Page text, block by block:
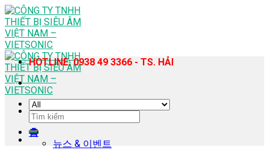
Skip
to
content
홈
뉴스 & 이벤트
HOTLINE: 0938 49 3366 - TS. HẢI
검
색: